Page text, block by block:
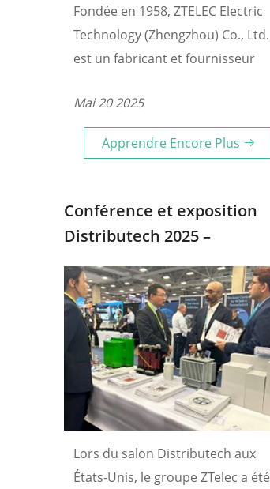
Fondée en 1958, ZTELEC Electric
Technology (Zhengzhou) Co., Ltd.
est un fabricant et fournisseur
électrique, d'équipements de
transmission d'énergie et de
composants industriels haut de
d'expertise en R&D et en
production, nous servons des
industries mondiales telles que
l'énergie, l'aviation, l'armée et les
infrastructures.
Mai 20 2025
Apprendre Encore Plus
Conférence et exposition
Distributech 2025 –
ZTELECGROUP
Lors du salon Distributech aux
États-Unis, le groupe ZTelec a été